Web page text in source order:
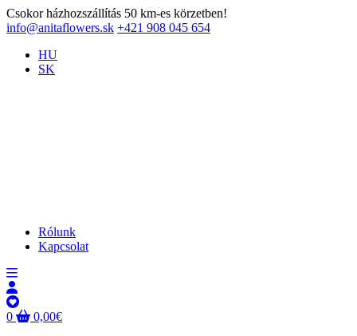
Csokor házhozszállítás 50 km-es körzetben!
info@anitaflowers.sk +421 908 045 654
HU
SK
Rólunk
Kapcsolat
0 0,00€